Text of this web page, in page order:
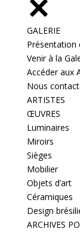
GALERIE
Présentation
Venir à la
Accéder aux
Nous
ARTISTES
ŒUVRES
Luminaires
Miroirs
Sièges
Mobilier
Objets d’art
Céramiques
Design
ARCHIVES